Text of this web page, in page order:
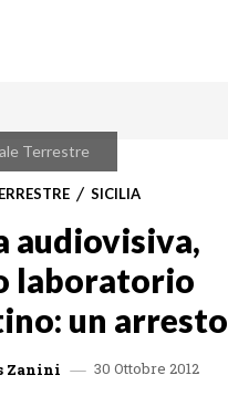
Terrestre
SICILIA
audiovisiva,
laboratorio
un arresto
Zanini 30 Ottobre 2012